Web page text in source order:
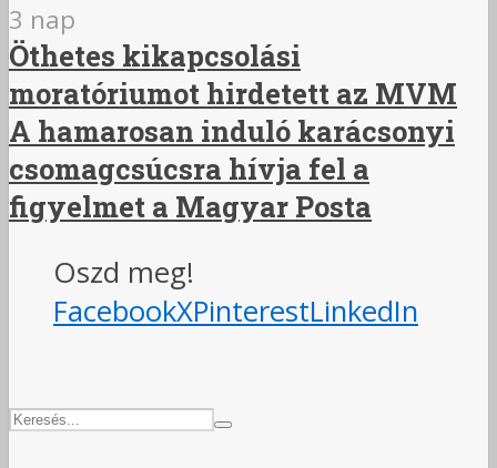
3 nap
Öthetes kikapcsolási
moratóriumot hirdetett az MVM
A hamarosan induló karácsonyi
csomagcsúcsra hívja fel a
figyelmet a Magyar Posta
Oszd meg!
FacebookXPinterestLinkedIn